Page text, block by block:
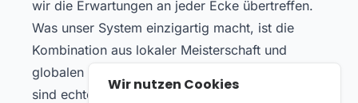
wir die Erwartungen an jeder Ecke übertreffen.
Was unser System einzigartig macht, ist die
Kombination aus lokaler Meisterschaft und
globalen Standards. Wir sind keine Makler; wir
sind echte Insidern, mit der Autorität, Türen zu
Wir nutzen Cookies